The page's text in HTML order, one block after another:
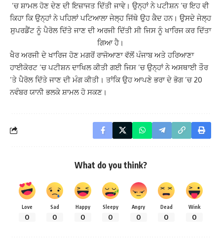
’ਚ ਸ਼ਾਮਲ ਹੋਣ ਦੇਣ ਦੀ ਇਜ਼ਾਜਤ ਦਿੱਤੀ ਜਾਵੇ। ਉਨ੍ਹਾਂ ਨੇ ਪਟੀਸ਼ਨ ’ਚ ਇਹ ਵੀ
ਕਿਹਾ ਕਿ ਉਨ੍ਹਾਂ ਨੇ ਪਹਿਲਾਂ ਪਟਿਆਲਾ ਜੇਲ੍ਹ ਜਿੱਥੇ ਉਹ ਕੈਦ ਹਨ। ਉਸਦੇ ਜੇਲ੍ਹ
ਸੁਪਰਡੈਂਟ ਨੂੰ ਪੈਰੋਲ ਦਿੱਤੇ ਜਾਣ ਦੀ ਅਰਜੀ ਦਿੱਤੀ ਸੀ ਜਿਸ ਨੂੰ ਖਾਰਿਜ ਕਰ ਦਿੱਤਾ
ਗਿਆ ਹੈ।
ਖੈਰ ਅਰਜੀ ਦੇ ਖਾਰਿਜ ਹੋਣ ਮਗਰੋਂ ਰਾਜੋਆਣਾ ਵੱਲੋਂ ਪੰਜਾਬ ਅਤੇ ਹਰਿਆਣਾ
ਹਾਈਕੋਰਟ ’ਚ ਪਟੀਸ਼ਨ ਦਾਖਿਲ ਕੀਤੀ ਗਈ ਜਿਸ ’ਚ ਉਨ੍ਹਾਂ ਨੇ ਅਸਥਾਈ ਤੌਰ
’ਤੇ ਪੈਰੋਲ ਦਿੱਤੇ ਜਾਣ ਦੀ ਮੰਗ ਕੀਤੀ। ਤਾਂਕਿ ਉਹ ਆਪਣੇ ਭਰਾ ਦੇ ਭੋਗ ’ਚ 20
ਨਵੰਬਰ ਯਾਨੀ ਭਲਕੇ ਸ਼ਾਮਲ ਹੋ ਸਕਣ।
What do you think?
Love
0
Sad
0
Happy
0
Sleepy
0
Angry
0
Dead
0
Wink
0